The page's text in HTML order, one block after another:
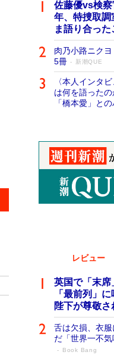
佐藤優vs検
年、特捜取調
ま語り合った
肉乃小路ニク
5冊
新潮QUE
〈本人インタ
は何を語った
「橋本愛」と
レビュー
英国で「末席
「最前列」
陛下が尊敬さ
舌は欠損、衣
だ「世界一不
Book Bang